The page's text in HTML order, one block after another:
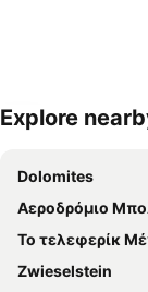
Ανάπτυξη
Explore
Dolomites
Αεροδρόμιο
Το τελεφερίκ
Zwieselstein